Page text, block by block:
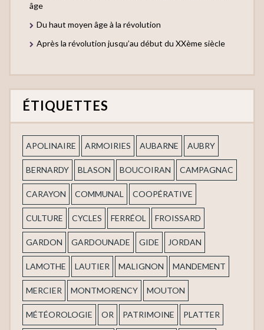
âge
Du haut moyen âge à la révolution
Après la révolution jusqu’au début du XXème siècle
ÉTIQUETTES
APOLINAIRE ARMOIRIES AUBARNE AUBRY
BERNARDY BLASON BOUCOIRAN CAMPAGNAC
CARAYON COMMUNAL COOPÉRATIVE
CULTURE CYCLES FERRÉOL FROISSARD
GARDON GARDOUNADE GIDE JORDAN
LAMOTHE LAUTIER MALIGNON MANDEMENT
MERCIER MONTMORENCY MOUTON
MÉTÉOROLOGIE OR PATRIMOINE PLATTER